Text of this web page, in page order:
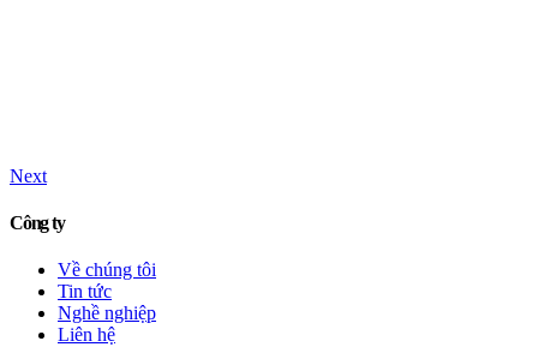
Next
Công ty
Về chúng tôi
Tin tức
Nghề nghiệp
Liên hệ